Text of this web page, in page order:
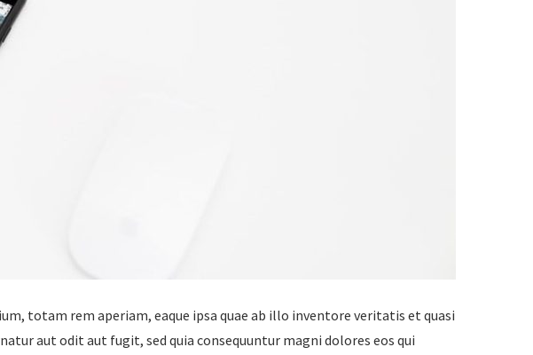
totam rem aperiam, eaque ipsa quae ab illo inventore veritatis et quasi
aut odit aut fugit, sed quia consequuntur magni dolores eos qui